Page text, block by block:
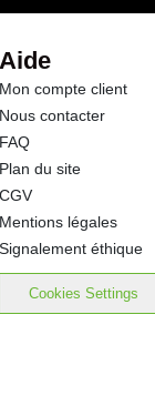
Aide
Mon compte client
Nous contacter
FAQ
Plan du site
CGV
Mentions légales
Signalement éthique
Cookies Settings